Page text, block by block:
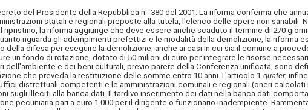
del Presidente della Repubblica n. 380 del 2001. La riforma conferma che
statali e regionali preposte alla tutela, l'elenco delle opere non sanabili.
la riforma aggiunge che deve essere anche scaduto il termine di 270
riguarda gli adempimenti prefettizi e le modalità della demolizione; la riforma
difesa per eseguire la demolizione, anche ai casi in cui sia il comune a
un fondo di rotazione, dotato di 50 milioni di euro per integrare le risorse
e dei beni culturali, previo parere della Conferenza unificata, sono
che preveda la restituzione delle somme entro 10 anni. L'articolo 1-quater,
distrettuali competenti e le amministrazioni comunali e regionali (oneri calcolati
illeciti alla banca dati. Il tardivo inserimento dei dati nella banca dati
pecuniaria pari a euro 1.000 per il dirigente o funzionario inadempiente.